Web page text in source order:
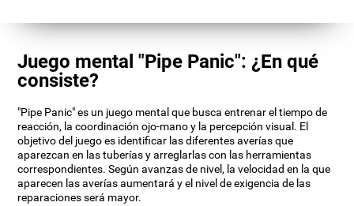
Juego mental "Pipe Panic": ¿En qué
consiste?
"Pipe Panic" es un juego mental que busca entrenar el tiempo de
reacción, la coordinación ojo-mano y la percepción visual. El
objetivo del juego es identificar las diferentes averías que
aparezcan en las tuberías y arreglarlas con las herramientas
correspondientes. Según avanzas de nivel, la velocidad en la que
aparecen las averías aumentará y el nivel de exigencia de las
reparaciones será mayor.